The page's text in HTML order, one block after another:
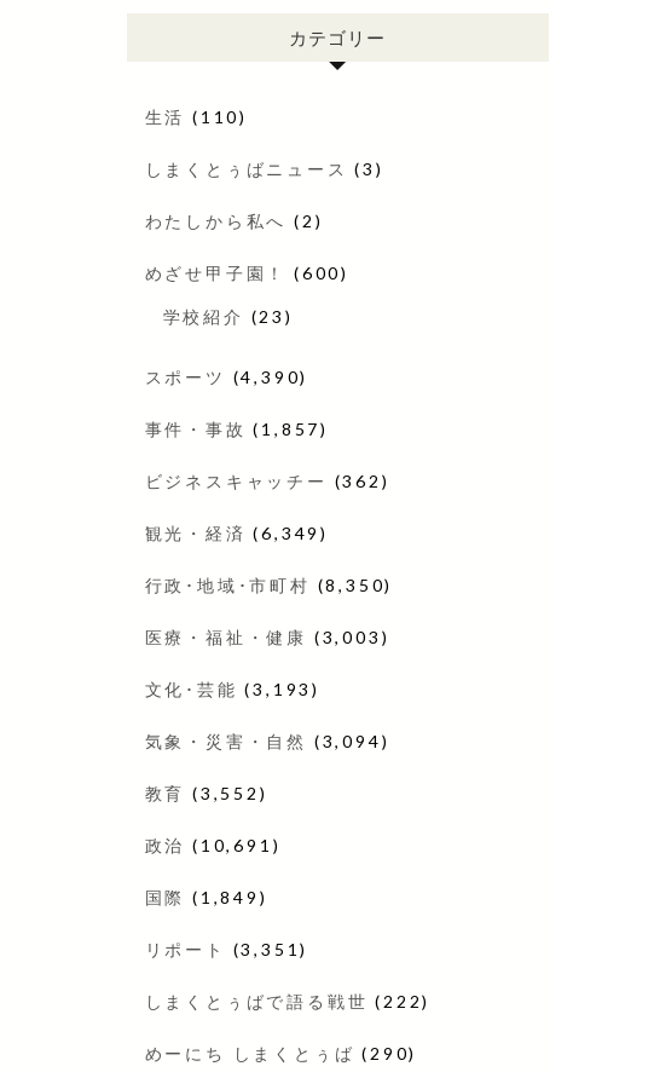
カテゴリー
生活 (110)
しまくとぅばニュース (3)
わたしから私へ (2)
めざせ甲子園！ (600)
学校紹介 (23)
スポーツ (4,390)
事件・事故 (1,857)
ビジネスキャッチー (362)
観光・経済 (6,349)
行政･地域･市町村 (8,350)
医療・福祉・健康 (3,003)
文化･芸能 (3,193)
気象・災害・自然 (3,094)
教育 (3,552)
政治 (10,691)
国際 (1,849)
リポート (3,351)
しまくとぅばで語る戦世 (222)
めーにち しまくとぅば (290)